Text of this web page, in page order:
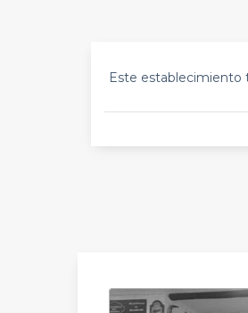
Este establecimiento